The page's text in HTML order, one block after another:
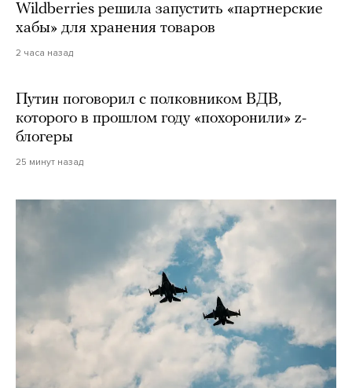
Wildberries решила запустить «партнерские
хабы» для хранения товаров
2 часа назад
Путин поговорил с полковником ВДВ,
которого в прошлом году «похоронили» z-
блогеры
25 минут назад